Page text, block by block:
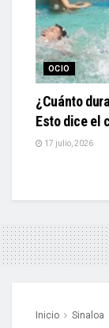
OCIO
¿Cuánto
Esto dice el
17 julio, 2026
Inicio Sinaloa